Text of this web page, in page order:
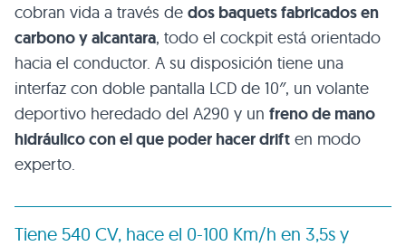
cobran vida a través de dos baquets fabricados en
carbono y alcantara, todo el cockpit está orientado
hacia el conductor. A su disposición tiene una
interfaz con doble pantalla LCD de 10″, un volante
deportivo heredado del A290 y un freno de mano
hidráulico con el que poder hacer drift en modo
experto.
Tiene 540 CV, hace el 0-100 Km/h en 3,5s y